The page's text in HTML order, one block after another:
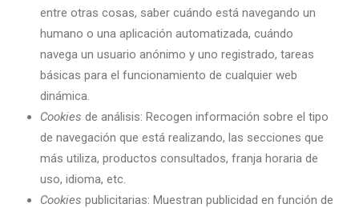
entre otras cosas, saber cuándo está navegando un
humano o una aplicación automatizada, cuándo
navega un usuario anónimo y uno registrado, tareas
básicas para el funcionamiento de cualquier web
dinámica.
Cookies de análisis: Recogen información sobre el tipo
de navegación que está realizando, las secciones que
más utiliza, productos consultados, franja horaria de
uso, idioma, etc.
Cookies publicitarias: Muestran publicidad en función de